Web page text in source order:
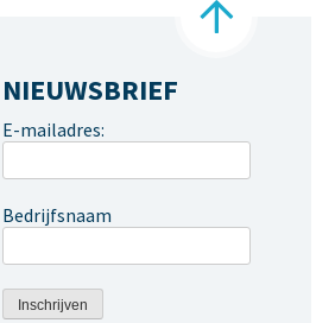
NIEUWSBRIEF
E-mailadres:
Bedrijfsnaam